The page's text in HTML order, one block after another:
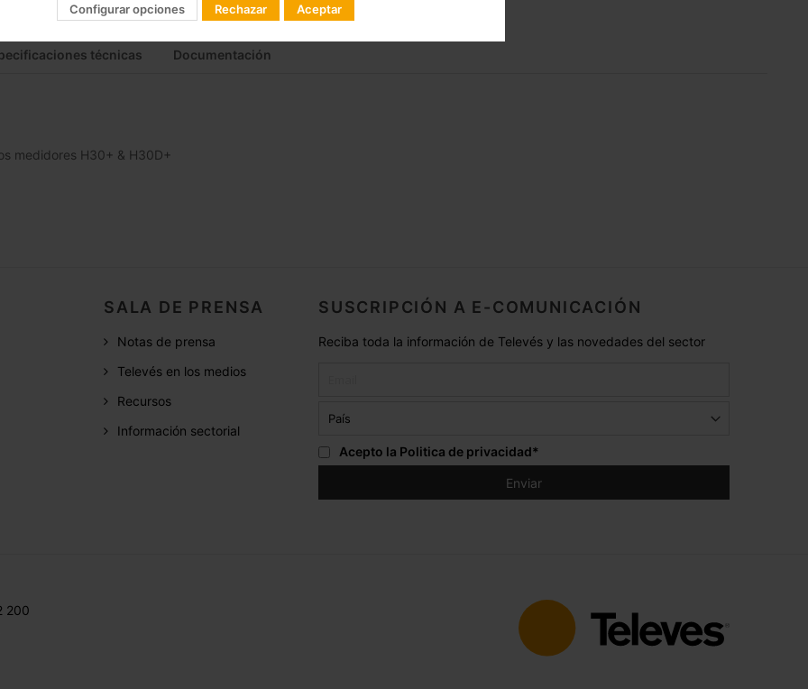
técnicas Documentación
medidores H30+ & H30D+
SALA DE PRENSA
Notas de prensa
Televés en los medios
Recursos
Información sectorial
SUSCRIPCIÓN A E-COMUNICACIÓN
Reciba toda la información de Televés y las novedades del sector
Acepto la Politica de privacidad*
200
Configurar opciones Rechazar Aceptar